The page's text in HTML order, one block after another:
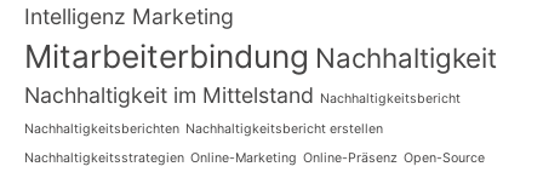
Intelligenz Marketing
Mitarbeiterbindung Nachhaltigkeit
Nachhaltigkeit im Mittelstand Nachhaltigkeitsbericht
Nachhaltigkeitsberichten Nachhaltigkeitsbericht erstellen
Nachhaltigkeitsstrategien Online-Marketing Online-Präsenz Open-Source